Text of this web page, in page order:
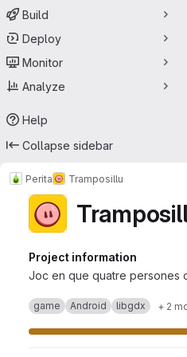
Build
Deploy
Monitor
Analyze
Help
Collapse sidebar
Perita Tramposillu
Project information
Joc en que quatre persones
game Android libgdx + 2